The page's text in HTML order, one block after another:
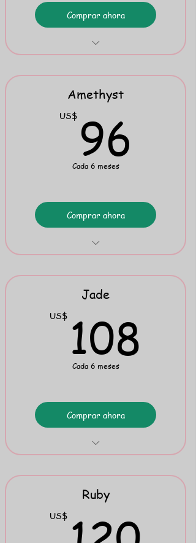
Comprar ahora
Lullabies & Nursery Rhymes
Printing & Cursive Exercises
Amethyst
US$ 96
Cada 6 meses
Comprar ahora
Play Onwards 1 & 2
Mini Flipbook 3
Jade
US$ 108
Cada 6 meses
Comprar ahora
Work on Words 1 & 2
Mini Flipbook 4
Ruby
US$